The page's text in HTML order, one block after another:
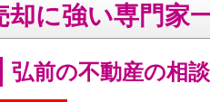
却に強い専門家
弘前の不動産の相